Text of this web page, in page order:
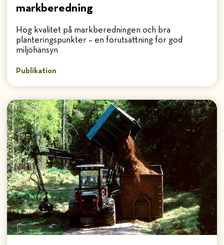
markberedning
Hög kvalitet på markberedningen och bra
planteringspunkter – en förutsättning för god
miljöhänsyn
Publikation